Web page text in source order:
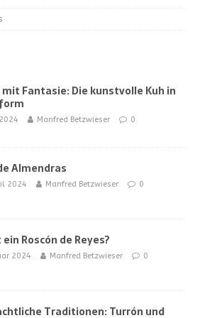
mit Fantasie: Die kunstvolle Kuh in
Manfred Betzwieser 0
Almendras
2024 Manfred Betzwieser 0
Roscón de Reyes?
2024 Manfred Betzwieser 0
Traditionen: Turrón und